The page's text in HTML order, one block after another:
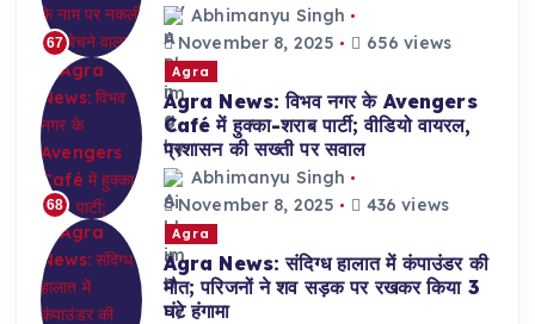
67
Abhimanyu Singh
November 8, 2025
656 views
68
Agra
Agra News: विभव नगर के Avengers
Café में हुक्का-शराब पार्टी; वीडियो वायरल,
प्रशासन की सख्ती पर सवाल
Abhimanyu Singh
November 8, 2025
436 views
Agra
Agra News: संदिग्ध हालात में कंपाउंडर की
मौत; परिजनों ने शव सड़क पर रखकर किया 3
घंटे हंगामा